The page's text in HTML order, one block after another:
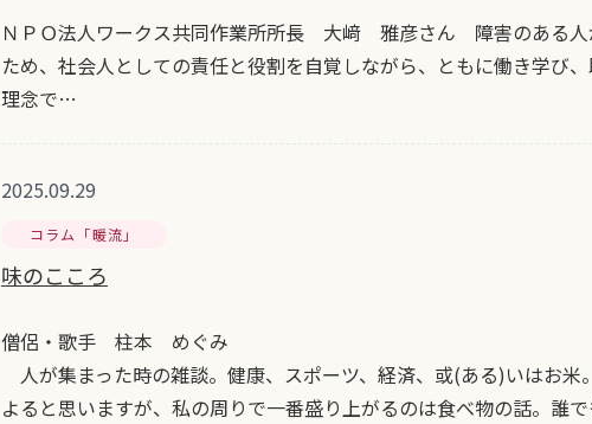
ＮＰＯ法人ワークス共同作業所所長 大﨑 雅彦さん 障害のある人
ため、社会人としての責任と役割を自覚しながら、ともに働き学び
理念で…
2025.09.29
コラム「暖流」
味のこころ
僧侶・歌手 柱本 めぐみ
人が集まった時の雑談。健康、スポーツ、経済、或(ある)いはお
よると思いますが、私の周りで一番盛り上がるのは食べ物の話。誰